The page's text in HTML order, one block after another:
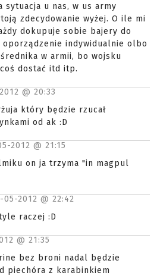
sytuacja u nas, w us army
zdecydowanie wyżej. O ile mi
dokupuje sobie bajery do
oporządzenie indywidualnie olbo
w armii, bo wojsku
dostać itd itp.
@ 20:33
który będzie rzucał
od ak :D
2012 @ 21:15
on ja trzyma "in magpul
05-2012 @ 22:42
raczej :D
@ 21:35
bez broni nadal będzie
piechóra z karabinkiem